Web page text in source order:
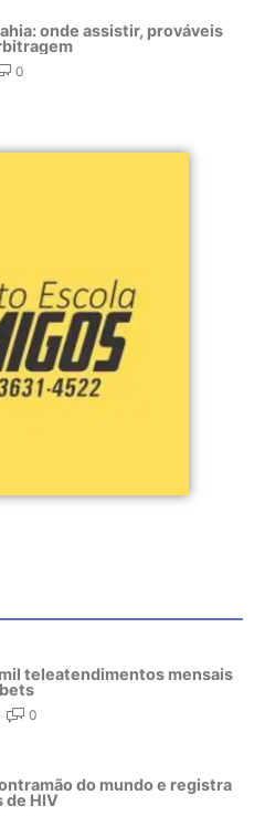
onde assistir, prováveis
0
teleatendimentos mensais
0
do mundo e registra
de HIV